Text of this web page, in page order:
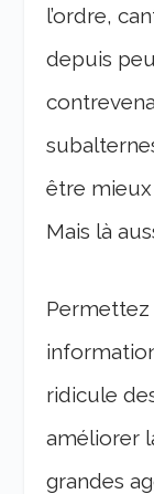
l’ordre,
depuis
être mieux
Mais là
Permettez
ridicule
améliorer
grandes